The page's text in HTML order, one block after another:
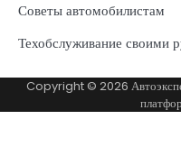
Советы автомобилистам
Техобслуживание своими
Copyright © 2026